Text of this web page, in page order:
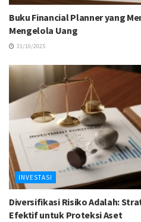
Buku Financial Planner yang
Mengelola Uang
31/10/2025
INVESTASI
Diversifikasi Risiko Adalah:
Efektif untuk Proteksi Aset